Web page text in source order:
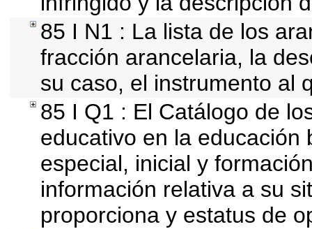
85 I N1 : La lista de los
fracción arancelaria, la
su caso, el instrumento al
85 I Q1 : El Catálogo de
educativo en la educación
especial, inicial y
información relativa a su
proporciona y estatus de